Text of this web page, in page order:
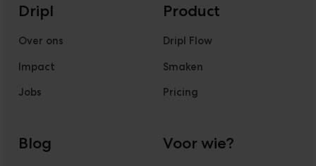
Dripl
Over ons
Impact
Jobs
Product
Dripl Flow
Smaken
Pricing
Blog Voor wie?